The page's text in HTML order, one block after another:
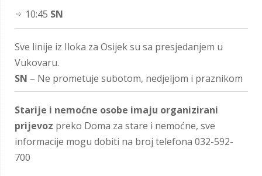
10:45 SN
Sve linije iz Iloka za Osijek su sa presjedanjem u
Vukovaru.
SN – Ne prometuje subotom, nedjeljom i praznikom
Starije i nemoćne osobe imaju organizirani
prijevoz preko Doma za stare i nemoćne, sve
informacije mogu dobiti na broj telefona 032-592-
700